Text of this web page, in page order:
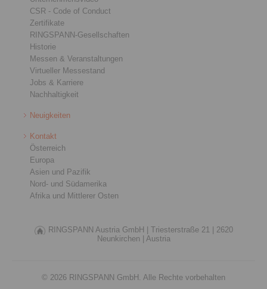
CSR - Code of Conduct
Zertifikate
RINGSPANN-Gesellschaften
Historie
Messen & Veranstaltungen
Virtueller Messestand
Jobs & Karriere
Nachhaltigkeit
Neuigkeiten
Kontakt
Österreich
Europa
Asien und Pazifik
Nord- und Südamerika
Afrika und Mittlerer Osten
RINGSPANN Austria GmbH | Triesterstraße 21 |
2620
Neunkirchen |
Austria
© 2026 RINGSPANN GmbH. Alle Rechte vorbehalten